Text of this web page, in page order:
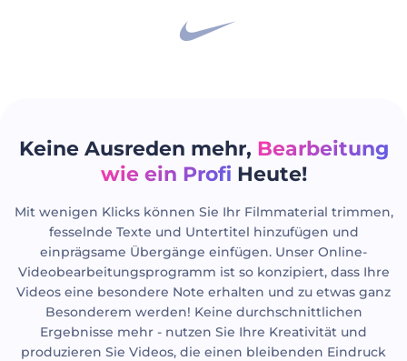
Keine Ausreden mehr, Bearbeitung
wie ein Profi Heute!
Mit wenigen Klicks können Sie Ihr Filmmaterial trimmen,
fesselnde Texte und Untertitel hinzufügen und
einprägsame Übergänge einfügen. Unser Online-
Videobearbeitungsprogramm ist so konzipiert, dass Ihre
Videos eine besondere Note erhalten und zu etwas ganz
Besonderem werden! Keine durchschnittlichen
Ergebnisse mehr - nutzen Sie Ihre Kreativität und
produzieren Sie Videos, die einen bleibenden Eindruck